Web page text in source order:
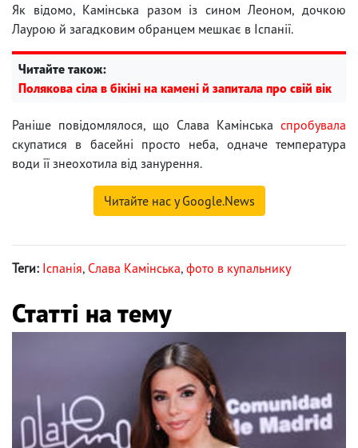
Як відомо, Камінська разом із сином Леоном, дочкою
Лаурою й загадковим обранцем мешкає в Іспанії.
Читайте також:
Полякова сіла в бікіні на камені й запитала про свій вік
Раніше повідомлялося, що Слава Камінська спробувала
скупатися в басейні просто неба, одначе температура
води її знеохотила від занурення.
Читайте нас у Google.News
Теги: Іспанія, Слава Камінська, фото в купальнику
Статті на тему